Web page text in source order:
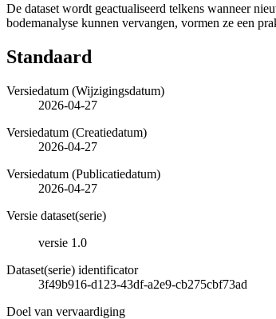
De dataset wordt geactualiseerd telkens wanneer
bodemanalyse kunnen vervangen, vormen ze een
Standaard
Versiedatum (Wijzigingsdatum)
2026-04-27
Versiedatum (Creatiedatum)
2026-04-27
Versiedatum (Publicatiedatum)
2026-04-27
Versie dataset(serie)
versie 1.0
Dataset(serie) identificator
3f49b916-d123-43df-a2e9-cb275cbf73ad
Doel van vervaardiging